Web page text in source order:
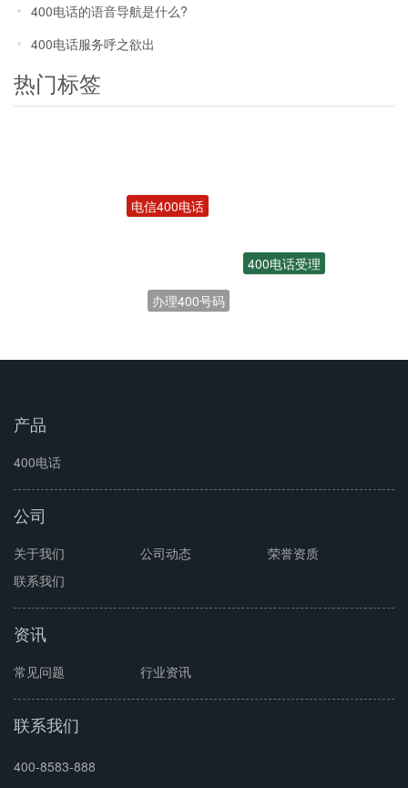
400电话的语音导航是什么?
400电话服务呼之欲出
热门标签
400电话受理
产品
400电话
公司
关于我们 公司动态
荣誉资质
联系我们
资讯
常见问题 行业资讯
联系我们
400-8583-888